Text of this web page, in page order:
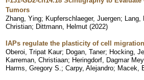
Tumors
Zhang, Ying; Kupferschlaeger, Juergen; Lang,
Christian; Dittmann, Helmut (2022)
IAPs regulate the plasticity of cell
Oberoi, Tripat Kaur; Dogan, Taner; Hocking,
Karreman, Christiaan; Heringdorf, Dagmar
Harms, Gregory S. ; Carpy, Alejandro; Macek,